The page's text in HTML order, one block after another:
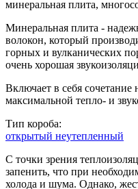
минеральная плита,
Минеральная плита -
волокон, который
горных и вулканических
очень хорошая
Включает в себя сочетание
максимальной тепло- и
Тип короба:
открытый неутепленный
С точки зрения
запенить, что при
холода и шума. Однако,